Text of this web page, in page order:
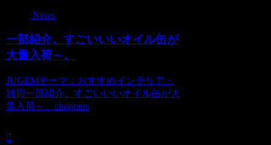
News
一部紹介。すごいいいオイル缶が
大量入荷～。
JUGEMテーマ：おすすめインテリア・
雑貨一部紹介。すごいいいオイル缶が大
量入荷～。choppers